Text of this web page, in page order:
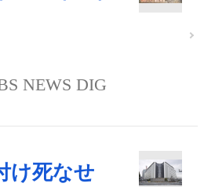
NEWS DIG
け死なせ